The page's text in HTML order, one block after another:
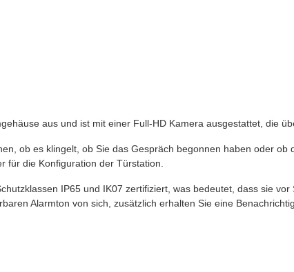
aus und ist mit einer Full-HD Kamera ausgestattet, die
ob es klingelt, ob Sie das Gespräch begonnen haben oder
für die Konfiguration der Türstation.
IP65 und IK07 zertifiziert, was bedeutet, dass sie
Alarmton von sich, zusätzlich erhalten Sie eine